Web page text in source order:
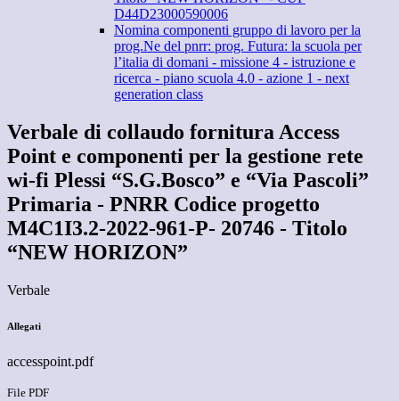
D44D23000590006
Nomina componenti gruppo di lavoro per la
prog.Ne del pnrr: prog. Futura: la scuola per
l’italia di domani - missione 4 - istruzione e
ricerca - piano scuola 4.0 - azione 1 - next
generation class
Verbale di collaudo fornitura Access
Point e componenti per la gestione rete
wi-fi Plessi “S.G.Bosco” e “Via Pascoli”
Primaria - PNRR Codice progetto
M4C1I3.2-2022-961-P- 20746 - Titolo
“NEW HORIZON”
Verbale
Allegati
accesspoint.pdf
File PDF